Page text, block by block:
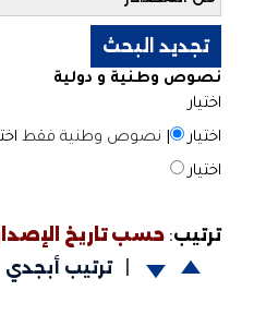
نصوص وطنية و دولية
اختيار
اختيار
| نصوص وطنية فقط
اختيار
ترتيب: حسب تاريخ الإصدار
|
ترتيب أبجدي